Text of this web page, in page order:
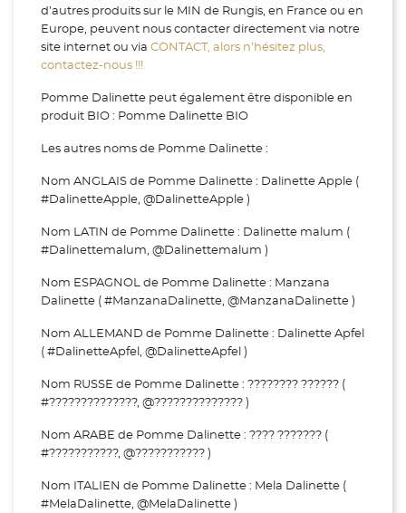
d’autres produits sur le MIN de Rungis, en France ou en
Europe, peuvent nous contacter directement via notre
site internet ou via CONTACT, alors n’hésitez plus,
contactez-nous !!!
Pomme Dalinette peut également être disponible en
produit BIO : Pomme Dalinette BIO
Les autres noms de Pomme Dalinette :
Nom ANGLAIS de Pomme Dalinette : Dalinette Apple (
#DalinetteApple, @DalinetteApple )
Nom LATIN de Pomme Dalinette : Dalinette malum (
#Dalinettemalum, @Dalinettemalum )
Nom ESPAGNOL de Pomme Dalinette : Manzana
Dalinette ( #ManzanaDalinette, @ManzanaDalinette )
Nom ALLEMAND de Pomme Dalinette : Dalinette Apfel
( #DalinetteApfel, @DalinetteApfel )
Nom RUSSE de Pomme Dalinette : ???????? ?????? (
#??????????????, @?????????????? )
Nom ARABE de Pomme Dalinette : ???? ??????? (
#???????????, @??????????? )
Nom ITALIEN de Pomme Dalinette : Mela Dalinette (
#MelaDalinette, @MelaDalinette )